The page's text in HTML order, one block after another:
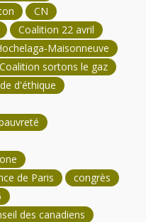
CN
Coalition 22 avril
Maisonneuve
Coalition sortons le gaz
d'éthique
de Paris
congrès
des canadiens